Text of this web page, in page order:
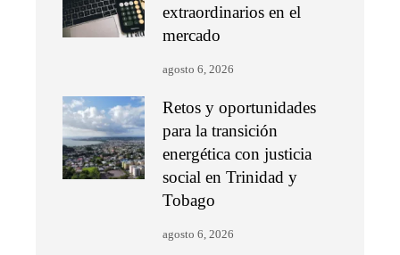
extraordinarios en el
mercado
agosto 6, 2026
Retos y oportunidades
para la transición
energética con justicia
social en Trinidad y
Tobago
agosto 6, 2026